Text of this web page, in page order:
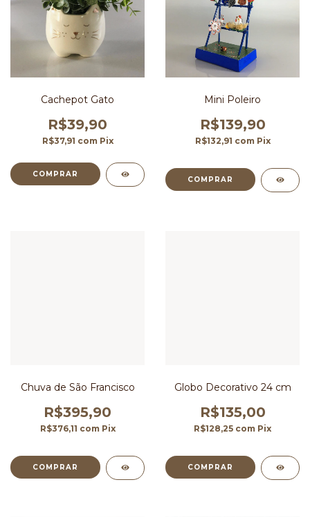
Cachepot Gato
R$39,90
R$37,91 com Pix
Mini Poleiro
R$139,90
R$132,91 com Pix
Chuva de São Francisco
R$395,90
R$376,11 com Pix
Globo Decorativo 24 cm
R$135,00
R$128,25 com Pix